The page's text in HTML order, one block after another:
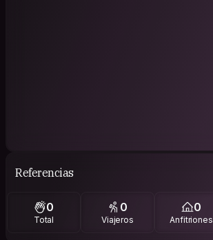
Referencias
0
Total
0
Viajeros
0
Anfitriones